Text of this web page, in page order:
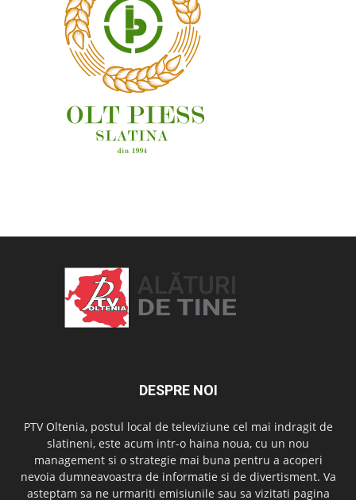
DESPRE NOI
PTV Oltenia, postul local de televiziune cel mai indragit de
slatineni, este acum intr-o haina noua, cu un nou
management si o strategie mai buna pentru a acoperi
nevoia dumneavoastra de informatie si de divertisment. Va
asteptam sa ne urmariti emisiunile sau sa vizitati pagina